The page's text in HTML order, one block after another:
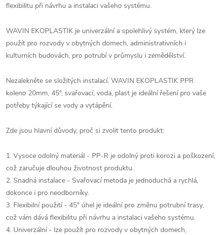
flexibilitu při návrhu a instalaci vašeho systému.
WAVIN EKOPLASTIK je univerzální a spolehlivý systém, který lze
použít pro rozvody v obytných domech, administrativních i
kulturních budovách, pro potrubí v průmyslu i zemědělství.
Nezalekněte se složitých instalací. WAVIN EKOPLASTIK PPR
koleno 20mm, 45°, svařovací, voda, plast je ideální řešení pro vaše
potřeby týkající se vody a vytápění.
Zde jsou hlavní důvody, proč si zvolit tento produkt:
1. Vysoce odolný materiál - PP-R je odolný proti korozi a poškození,
což zaručuje dlouhou životnost produktu.
2. Snadná instalace - Svařovací metoda je jednoduchá a rychlá,
dokonce i pro neodborníky.
3. Flexibilní použití - 45° úhel je ideální pro změnu potrubní trasy,
což vám dává flexibilitu při návrhu a instalaci vašeho systému.
4. Univerzální - lze použít pro rozvody v obytných domech,